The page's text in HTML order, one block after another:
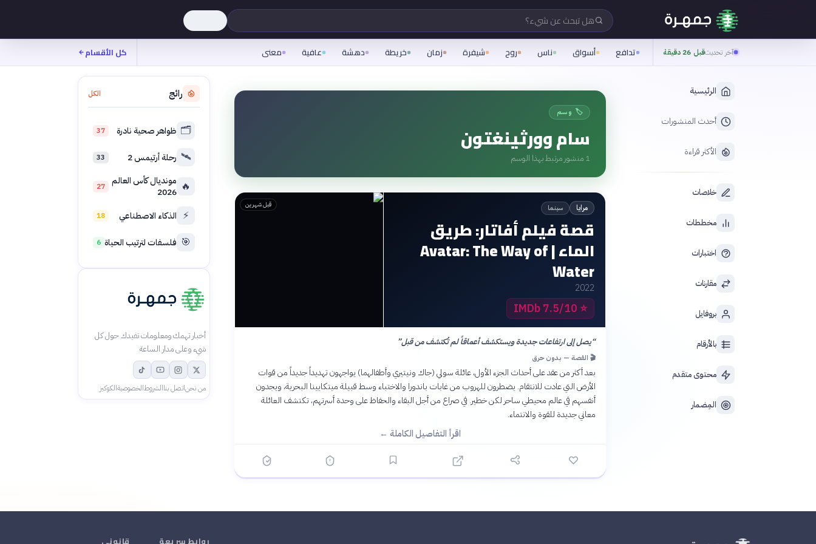
هل تبحث عن شيء؟
آخر تحديثقبل 26 دقيقة تدافع أسواق ناس روح شيفرة زمان خريطة دهشة عافية معنى كل الأقسام
الرئيسية
أحدث المنشورات
الأكثر قراءة
خلاصات
مخططات
اختبارات
مقارنات
بروفايل
بالأرقام
محتوى متقدم
المِضمار
🏷️ وسم
سام وورثينغتون
1 منشور مرتبط بهذا الوسم
مرايا سينما
قصة فيلم أفاتار: طريق
الماء | Avatar: The Way of
Water
2022
⭐
7.5/10 IMDb
قبل شهرين
“يصل إلى ارتفاعات جديدة ويستكشف أعماقاً لم تُكتشف من قبل”
🎬 القصة — بدون حرق
بعد أكثر من عقد على أحداث الجزء الأول، عائلة سولي (جاك ونيتيري وأطفالهما) يواجهون تهديداً جديداً من قوات
الأرض التي عادت للانتقام. يضطرون للهروب من غابات باندورا والاختباء وسط قبيلة ميتكايينا البحرية، ويجدون
أنفسهم في عالم محيطي ساحر لكن خطير. في صراع من أجل البقاء والحفاظ على وحدة أسرتهم، تكتشف العائلة
معاني جديدة للقوة والانتماء.
اقرأ التفاصيل الكاملة ←
رائج الكل
🗂️ ظواهر صحية نادرة 37
🛰️ رحلة أرتيمس 2 33
🔥 مونديال كأس العالم
2026
27
⚡ الذكاء الاصطناعي 18
🎯 فلسفات لترتيب الحياة 6
أخبار تهمك ومعلومات تفيدك حول كل
شيء وعلى مدار الساعة
من نحناتصل بناالشروطالخصوصيةالكوكيز